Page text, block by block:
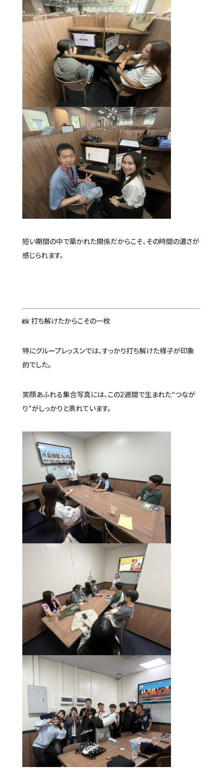
短い期間の中で築かれた関係だからこそ、その時間の濃さが
感じられます。
📸 打ち解けたからこその一枚
特にグループレッスンでは、すっかり打ち解けた様子が印象
的でした。
笑顔あふれる集合写真には、この2週間で生まれた“つなが
り”がしっかりと表れています。